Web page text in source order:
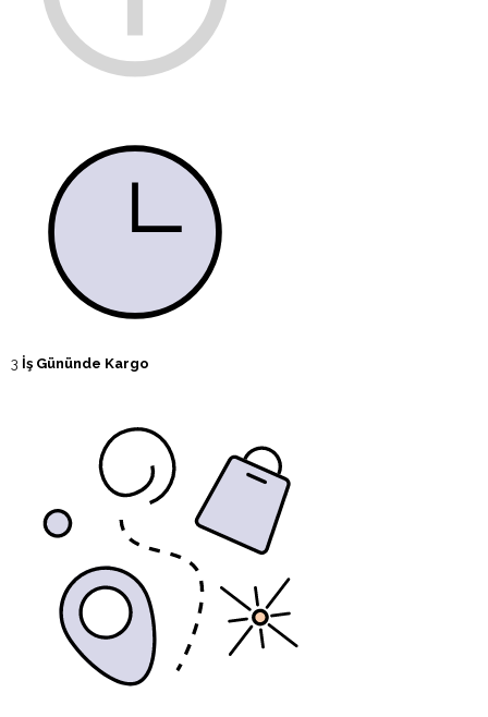
3 İş Gününde Kargo